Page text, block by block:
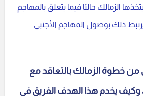
الزمالك حاليًا فيما يتعلق بالمهاجم
ذلك بوصول المهاجم الأجنبي
خطوة الزمالك بالتعاقد مع
يخدم هذا الهدف الفريق في